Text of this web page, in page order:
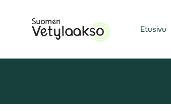
sisältöön
Etusivu